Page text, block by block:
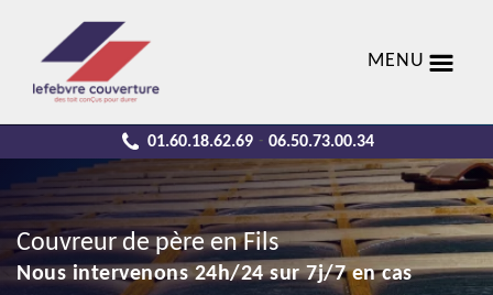
MENU
01.60.18.62.69 - 06.50.73.00.34
Couvreur de père en Fils
Nous intervenons 24h/24 sur 7j/7 en cas